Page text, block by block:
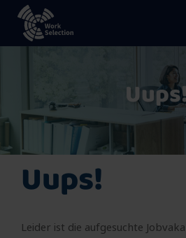
Uups!
Leider ist die aufgesuchte